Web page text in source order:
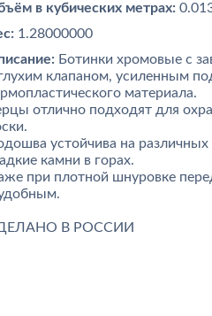
в кубических метрах:
1.28000000
Ботинки хромовые с
клапаном, усиленным
материала.
отлично подходят для
устойчива на различных
камни в горах.
при плотной шнуровке
В РОССИИ